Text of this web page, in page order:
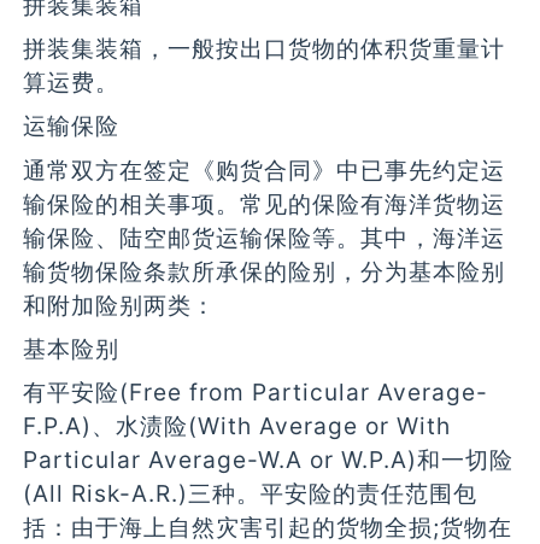
拼装集装箱，一般按出口货物的体积货重量计
算运费。
运输保险
通常双方在签定《购货合同》中已事先约定运
输保险的相关事项。常见的保险有海洋货物运
输保险、陆空邮货运输保险等。其中，海洋运
输货物保险条款所承保的险别，分为基本险别
和附加险别两类：
基本险别
有平安险(Free from Particular Average-
F.P.A)、水渍险(With Average or With
Particular Average-W.A or W.P.A)和一切险
(All Risk-A.R.)三种。平安险的责任范围包
括：由于海上自然灾害引起的货物全损;货物在